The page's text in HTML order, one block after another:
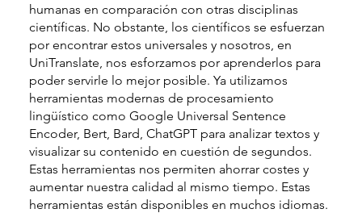
humanas en comparación con otras disciplinas
científicas. No obstante, los científicos se esfuerzan
por encontrar estos universales y nosotros, en
UniTranslate, nos esforzamos por aprenderlos para
poder servirle lo mejor posible. Ya utilizamos
herramientas modernas de procesamiento
lingüístico como Google Universal Sentence
Encoder, Bert, Bard, ChatGPT para analizar textos y
visualizar su contenido en cuestión de segundos.
Estas herramientas nos permiten ahorrar costes y
aumentar nuestra calidad al mismo tiempo. Estas
herramientas están disponibles en muchos idiomas.